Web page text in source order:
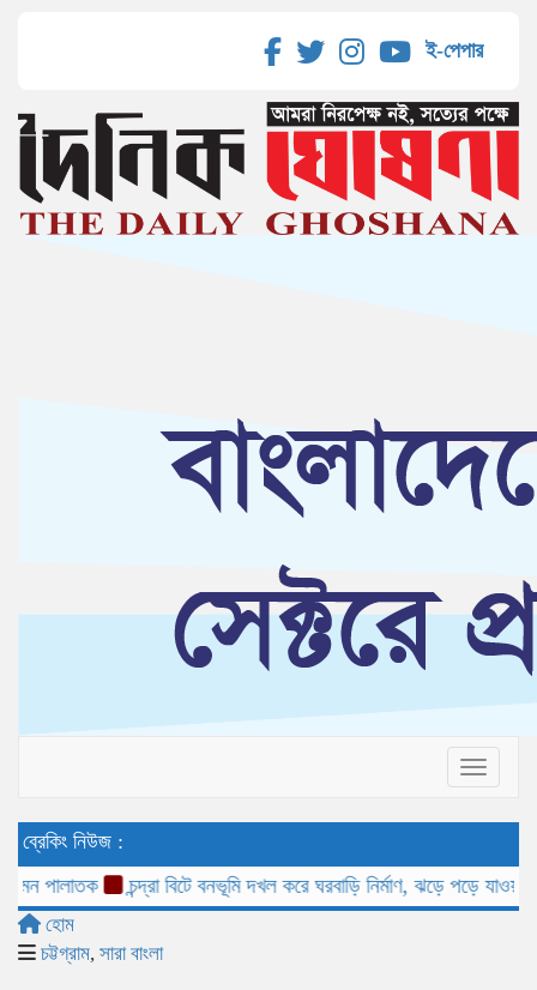
ই-পেপার
ব্রেকিং নিউজ :
চন্দ্রা বিটে বনভূমি দখল করে ঘরবাড়ি নির্মাণ, ঝড়ে পড়ে যাওয়া গাছ
হোম
চট্টগ্রাম, সারা বাংলা